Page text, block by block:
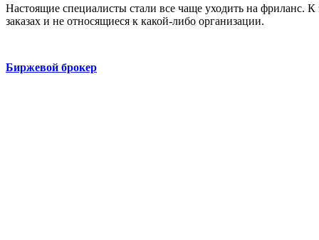
Настоящие специалисты стали все чаще уходить на фриланс.
заказах и не относящиеся к какой-либо организации.
Биржевой брокер